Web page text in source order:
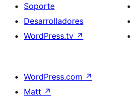
Soporte
Desarrolladores
WordPress.tv ↗
WordPress.com ↗
Matt ↗